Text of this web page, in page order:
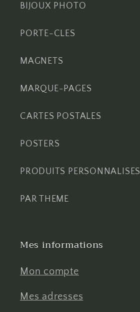
BIJOUX PHOTO
PORTE-CLES
MAGNETS
MARQUE-PAGES
CARTES POSTALES
POSTERS
PRODUITS PERSONNALISES
PAR THEME
Mes informations
Mon compte
Mes adresses